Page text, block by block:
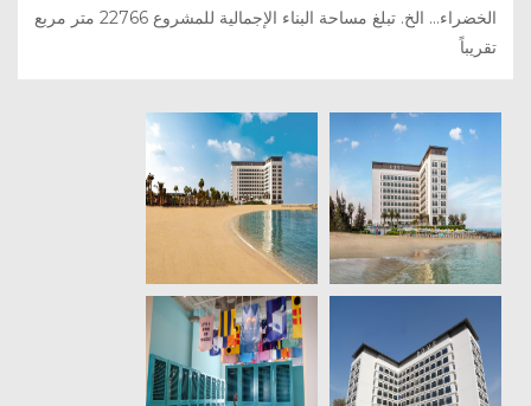
الخضراء... الخ. تبلغ مساحة البناء الإجمالية للمشروع 22766 متر مربع
تقريباً